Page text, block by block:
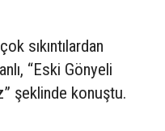
sıkıntılardan
“Eski Gönyeli
şeklinde konuştu.